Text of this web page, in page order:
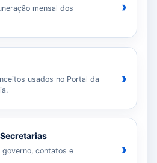
mensal dos
›
usados no Portal da
›
governo, contatos e
›